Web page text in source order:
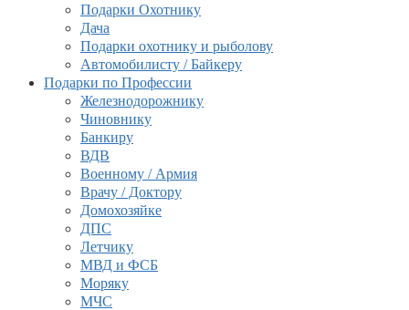
Подарки Охотнику
Дача
Подарки охотнику и рыболову
Автомобилисту / Байкеру
Подарки по Профессии
Железнодорожнику
Чиновнику
Банкиру
ВДВ
Военному / Армия
Врачу / Доктору
Домохозяйке
ДПС
Летчику
МВД и ФСБ
Моряку
МЧС